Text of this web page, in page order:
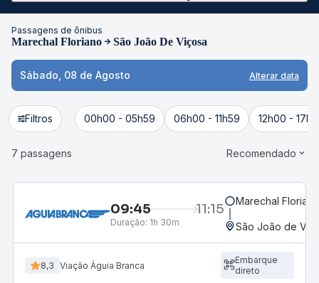
Passagens de ônibus
Marechal Floriano São João De Viçosa
Sábado, 08 de Agosto Alterar data
Filtros 00h00 - 05h59 06h00 - 11h59 12h00 -
7 passagens Recomendado
09:45 11:15
Duração: 1h 30m
Marechal
São João de
8,3 Viação Águia Branca
Embarque
direto